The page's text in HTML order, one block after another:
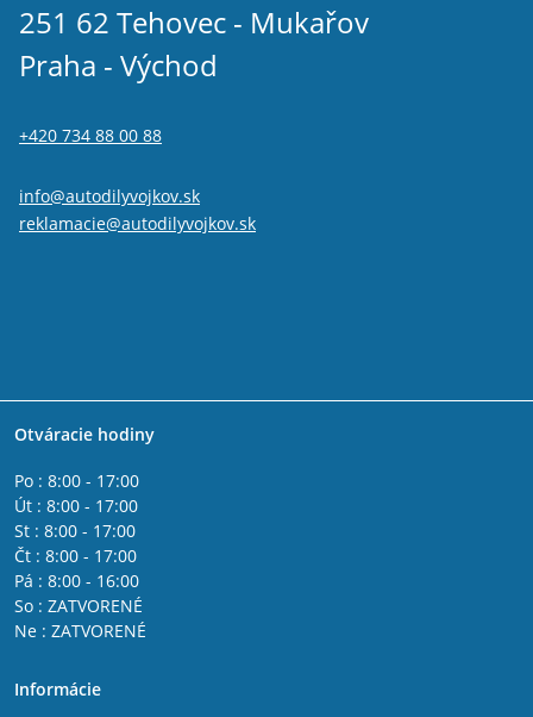
251 62 Tehovec - Mukařov
Praha - Východ
+420 734 88 00 88
info@autodilyvojkov.sk
reklamacie@autodilyvojkov.sk
Otváracie hodiny
Po : 8:00 - 17:00
Út : 8:00 - 17:00
St : 8:00 - 17:00
Čt : 8:00 - 17:00
Pá : 8:00 - 16:00
So : ZATVORENÉ
Ne : ZATVORENÉ
Informácie